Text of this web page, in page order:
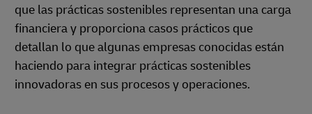
que las prácticas sostenibles representan una carga
financiera y proporciona casos prácticos que
detallan lo que algunas empresas conocidas están
haciendo para integrar prácticas sostenibles
innovadoras en sus procesos y operaciones.